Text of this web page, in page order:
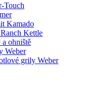
Touch
Kamado
Kettle
ohniště
Weber
grily Weber